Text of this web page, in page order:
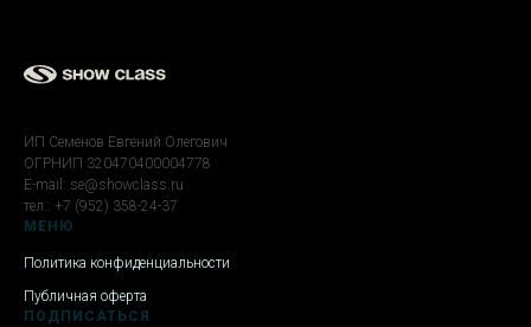
ИП Семенов Евгений Олегович
ОГРНИП 320470400004778
E-mail: se@showclass.ru
тел.: +7 (952) 358-24-37
МЕНЮ
Политика конфиденциальности
Публичная оферта
ПОДПИСАТЬСЯ